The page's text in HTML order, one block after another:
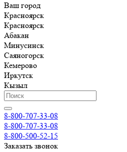
Ваш город
Красноярск
Красноярск
Абакан
Минусинск
Саяногорск
Кемерово
Иркутск
Кызыл
8-800-707-33-08
8-800-707-33-08
8-800-500-52-15
Заказать звонок